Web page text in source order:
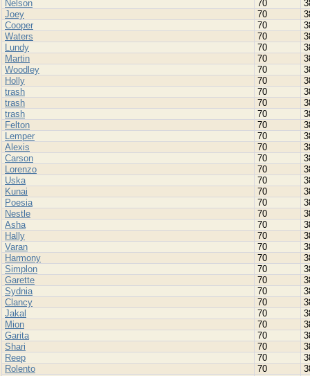
Nelson
70
Joey
70
Cooper
70
Waters
70
Lundy
70
Martin
70
Woodley
70
Holly
70
trash
70
trash
70
trash
70
Felton
70
Lemper
70
Alexis
70
Carson
70
Lorenzo
70
Uska
70
Kunai
70
Poesia
70
Nestle
70
Asha
70
Hally
70
Varan
70
Harmony
70
Simplon
70
Garette
70
Sydnia
70
Clancy
70
Jakal
70
Mion
70
Garita
70
Shari
70
Reep
70
Rolento
70